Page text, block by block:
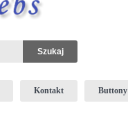
Kontakt Buttony